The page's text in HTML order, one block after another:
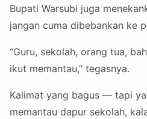
Bupati Warsubi juga
jangan cuma dibebankan ke
“Guru, sekolah, orang tua,
ikut memantau,” tegasnya.
Kalimat yang bagus — tapi
memantau dapur sekolah,